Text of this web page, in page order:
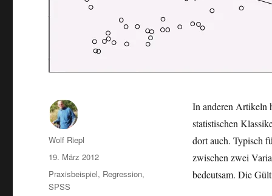
In anderen Artikeln
statistischen
dort auch. Typisch
zwischen zwei
bedeutsam. Die
Autor
Wolf Riepl
Veröffentlicht
am
19. März 2012
Kategorien
Praxisbeispiel, Regression,
SPSS